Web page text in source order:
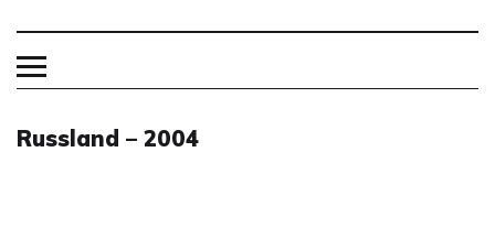
Russland – 2004